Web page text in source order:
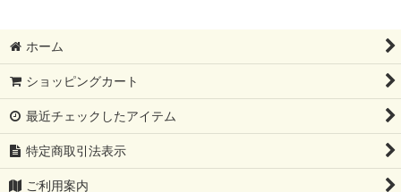
ホーム
ショッピングカート
最近チェックしたアイテム
特定商取引法表示
ご利用案内